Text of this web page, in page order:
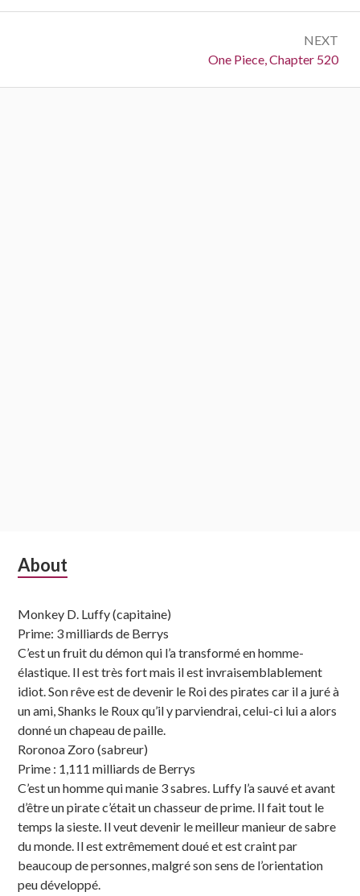
NEXT
Next:
One Piece, Chapter 520
Subsidiary
About
Monkey D. Luffy (capitaine)
Prime: 3 milliards de Berrys
C’est un fruit du démon qui l’a transformé en homme-
élastique. Il est très fort mais il est invraisemblablement
idiot. Son rêve est de devenir le Roi des pirates car il a juré à
un ami, Shanks le Roux qu’il y parviendrai, celui-ci lui a alors
donné un chapeau de paille.
Roronoa Zoro (sabreur)
Prime : 1,111 milliards de Berrys
C’est un homme qui manie 3 sabres. Luffy l’a sauvé et avant
d’être un pirate c’était un chasseur de prime. Il fait tout le
temps la sieste. Il veut devenir le meilleur manieur de sabre
du monde. Il est extrêmement doué et est craint par
beaucoup de personnes, malgré son sens de l’orientation
peu développé.